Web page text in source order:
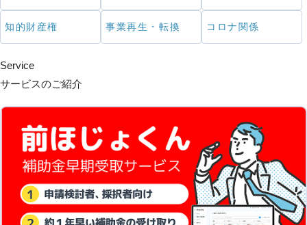
知的財産権 事業再生・転換 コロナ関係
Service
サービスのご紹介